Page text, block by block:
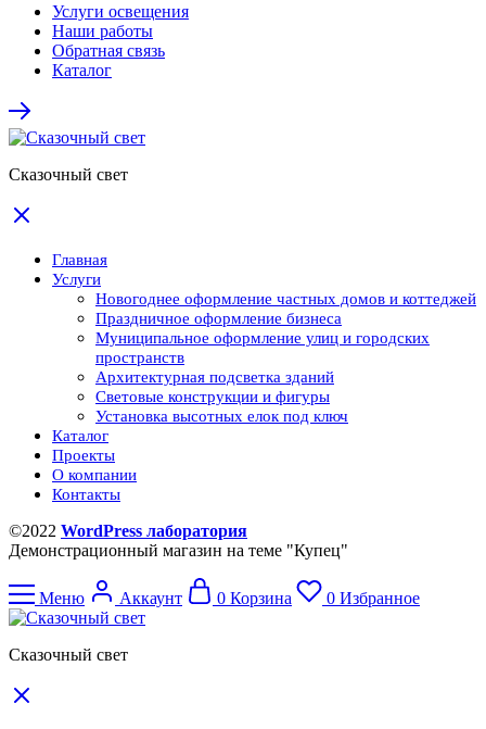
Услуги освещения
Наши работы
Обратная связь
Каталог
Сказочный свет
Главная
Услуги
Новогоднее оформление частных домов и коттеджей
Праздничное оформление бизнеса
Муниципальное оформление улиц и городских
пространств
Архитектурная подсветка зданий
Световые конструкции и фигуры
Установка высотных елок под ключ
Каталог
Проекты
О компании
Контакты
©2022 WordPress лаборатория
Демонстрационный магазин на теме "Купец"
Меню Аккаунт 0 Корзина 0 Избранное
Сказочный свет